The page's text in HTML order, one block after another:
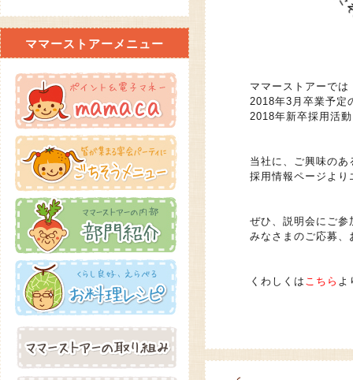
ママーストアーでは
2018年3月卒業予定
2018年新卒採用活
当社に、ご興味のあ
採用情報ページより
ぜひ、説明会にご参
みなさまのご応募、
くわしくは こちら よ
ママーストアーメニュー